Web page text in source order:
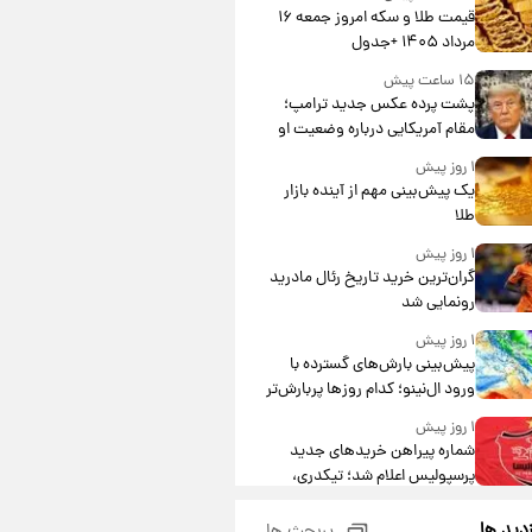
قیمت طلا و سکه امروز جمعه ۱۶
مرداد ۱۴۰۵ +جدول
۱۵ ساعت پیش
پشت پرده عکس جدید ترامپ؛
مقام آمریکایی درباره وضعیت او
چه گفت؟
۱ روز پیش
یک پیش‌بینی مهم از آینده بازار
طلا
۱ روز پیش
گران‌ترین خرید تاریخ رئال مادرید
رونمایی شد
۱ روز پیش
پیش‌بینی بارش‌های گسترده با
ورود ال‌نینو؛ کدام روزها پربارش‌تر
خواهند بود؟
۱ روز پیش
شماره پیراهن خریدهای جدید
پرسپولیس اعلام شد؛ تیکدری،